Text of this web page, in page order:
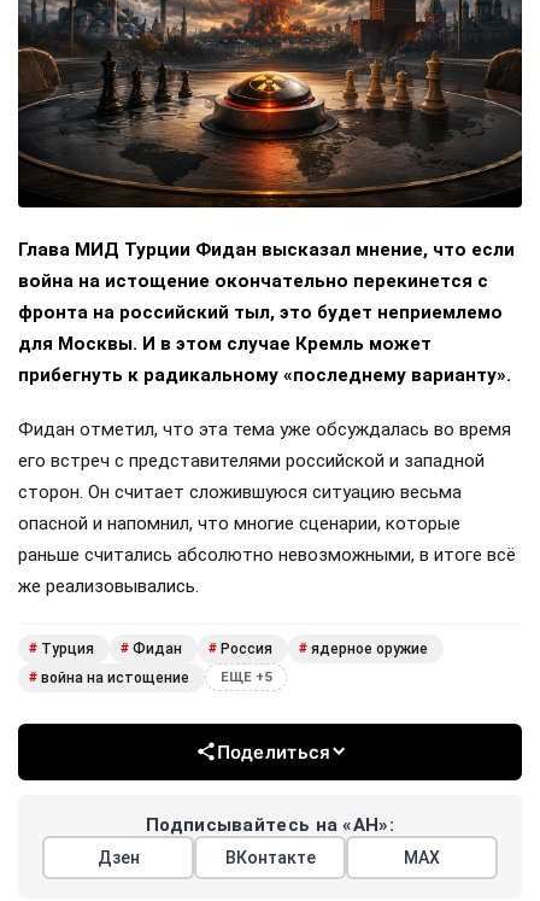
Глава МИД Турции Фидан высказал мнение, что если
война на истощение окончательно перекинется с
фронта на российский тыл, это будет неприемлемо
для Москвы. И в этом случае Кремль может
прибегнуть к радикальному «последнему варианту».
Фидан отметил, что эта тема уже обсуждалась во время
его встреч с представителями российской и западной
сторон. Он считает сложившуюся ситуацию весьма
опасной и напомнил, что многие сценарии, которые
раньше считались абсолютно невозможными, в итоге всё
же реализовывались.
# Турция # Фидан # Россия # ядерное оружие
# война на истощение ЕЩЕ +5
Поделиться
Подписывайтесь на «АН»:
Дзен ВКонтакте МАХ